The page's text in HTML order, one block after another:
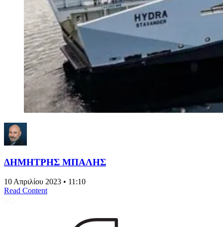
ΔΗΜΗΤΡΗΣ ΜΠΑΛΗΣ
10 Απριλίου 2023 • 11:10
Read Content